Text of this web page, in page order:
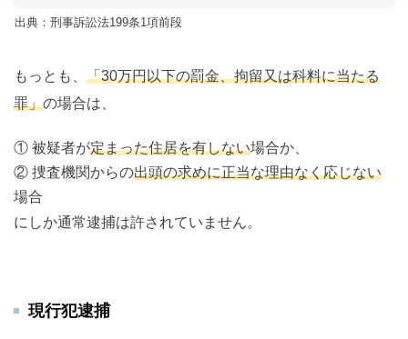
出典：刑事訴訟法199条1項前段
もっとも、 「30万円以下の罰金、拘留又は科料に当たる
罪」の場合は、
① 被疑者が定まった住居を有しない場合か、
② 捜査機関からの出頭の求めに正当な理由なく応じない
場合
にしか通常逮捕は許されていません。
現行犯逮捕